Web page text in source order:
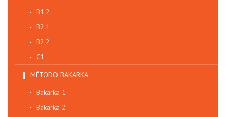
B1.2
B2.1
B2.2
C1
MÉTODO BAKARKA
Bakarka 1
Bakarka 2